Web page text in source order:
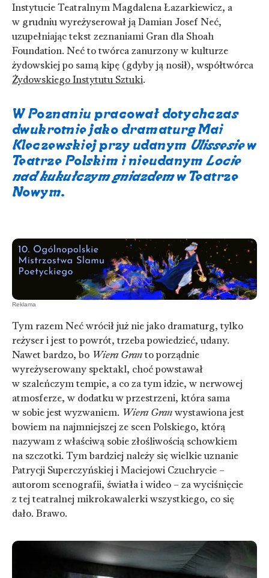
Instytucie Teatralnym Magdalena Łazarkiewicz, a
w grudniu wyreżyserował ją Damian Josef Neć,
uzupełniając tekst zeznaniami Gran dla Shoah
Foundation. Neć to twórca zanurzony w kulturze
żydowskiej po samą kipę (gdyby ją nosił), współtwórca
Żydowskiego Instytutu Sztuki.
W Poznaniu pracował dotychczas
dwukrotnie jako dramaturg Mai
Kleczewskiej przy udanym Ulissesiew
Teatrze Polskim i nieudanymLocie
nad kukułczym gniazdemw Teatrze
Nowym.
Tym razem Neć wrócił już nie jako dramaturg, tylko
reżyser i jest to powrót, trzeba powiedzieć, udany.
Nawet bardzo, bo Wiera Gran to porządnie
wyreżyserowany spektakl, choć powstawał
w szaleńczym tempie, a co za tym idzie, w nerwowej
atmosferze, w dodatku w przestrzeni, która sama
w sobie jest wyzwaniem. Wiera Gran wystawiona jest
bowiem na najmniejszej ze scen Polskiego, którą
nazywam z właściwą sobie złośliwością schowkiem
na szczotki. Tym bardziej należy się wielkie uznanie
Patrycji Superczyńskiej i Maciejowi Czuchrycie –
autorom scenografii, światła i wideo – za wyciśnięcie
z tej teatralnej mikrokawalerki wszystkiego, co się
dało. Brawo.